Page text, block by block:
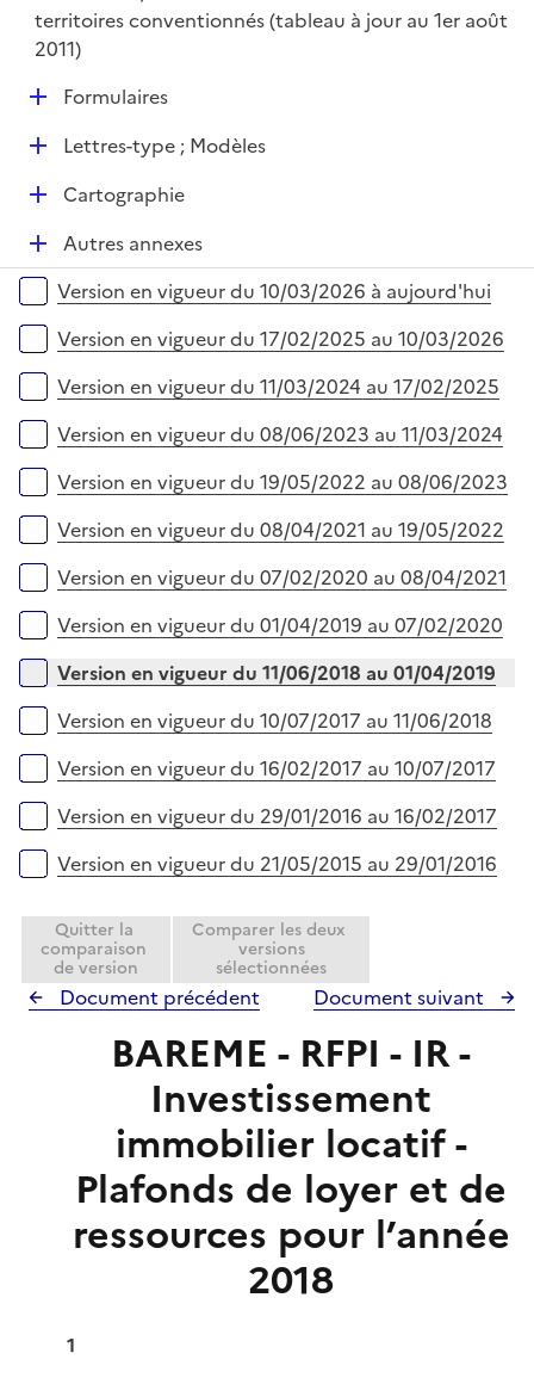
territoires conventionnés (tableau à jour au 1er août
2011)
D
r
Formulaires
D
e
Lettres-type ; Modèles
D
p
e
Cartographie
D
é
p
e
Autres annexes
Versions sur la période
Version en vigueur du 10/03/2026 à aujourd'hui
Version en vigueur du 17/02/2025 au 10/03/2026
Version en vigueur du 11/03/2024 au 17/02/2025
Version en vigueur du 08/06/2023 au 11/03/2024
Version en vigueur du 19/05/2022 au 08/06/2023
Version en vigueur du 08/04/2021 au 19/05/2022
Version en vigueur du 07/02/2020 au 08/04/2021
Version en vigueur du 01/04/2019 au 07/02/2020
Version en vigueur du 11/06/2018 au 01/04/2019
Version en vigueur du 10/07/2017 au 11/06/2018
Version en vigueur du 16/02/2017 au 10/07/2017
Version en vigueur du 29/01/2016 au 16/02/2017
Version en vigueur du 21/05/2015 au 29/01/2016
Quitter la
comparaison
de version
Comparer les deux
versions
sélectionnées
Document précédent Document suivant
BAREME - RFPI - IR -
Investissement
immobilier locatif -
Plafonds de loyer et de
ressources pour l’année
2018
1